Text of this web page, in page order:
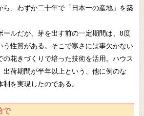
ら、わずか二十年で「日本一の産地」を築
ルだが、芽を出す前の一定期間は、8度
う性質がある。そこで寒さには事欠かない
の花きづくりで培った技術を活用。ハウス
出荷期間が半年以上という、他に例のな
を実現したのである。
で